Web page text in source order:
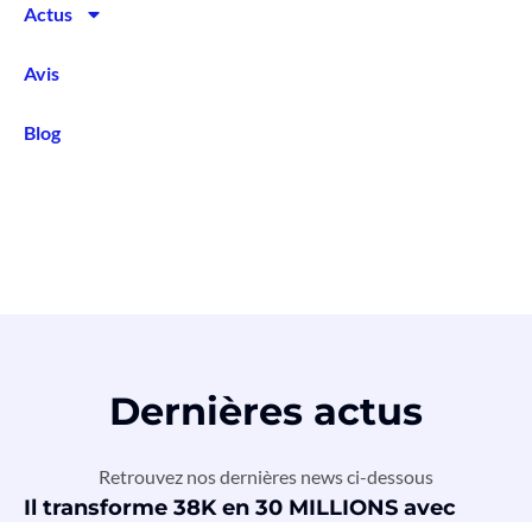
Actus
Avis
Blog
Dernières actus
Retrouvez nos dernières news ci-dessous
Il transforme 38K en 30 MILLIONS avec